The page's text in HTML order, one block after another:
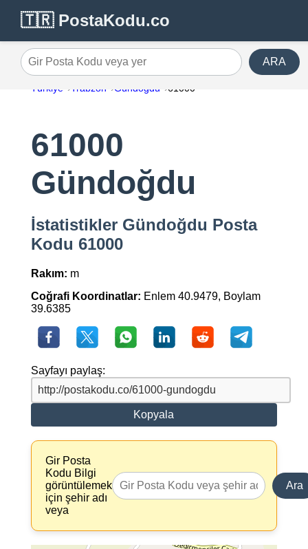
🇹🇷 PostaKodu.co
Gir Posta Kodu veya yer ARA
Türkiye Trabzon Gündoğdu 61000
61000
Gündoğdu
İstatistikler Gündoğdu Posta
Kodu 61000
Rakım: m
Coğrafi Koordinatlar: Enlem 40.9479, Boylam
39.6385
Sayfayı paylaş:
Kopyala
Gir Posta
Kodu Bilgi
görüntülemek
için şehir adı
veya
Ara